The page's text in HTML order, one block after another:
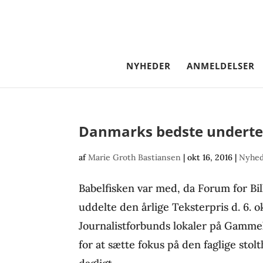
NYHEDER ANMELDELSER
Danmarks bedste
afMarie Groth Bastiansen |okt 16, 2016 |
Babelfisken var med, da Forum for
uddelte den årlige Teksterpris d. 6.
Journalistforbunds lokaler på
for at sætte fokus på den faglige